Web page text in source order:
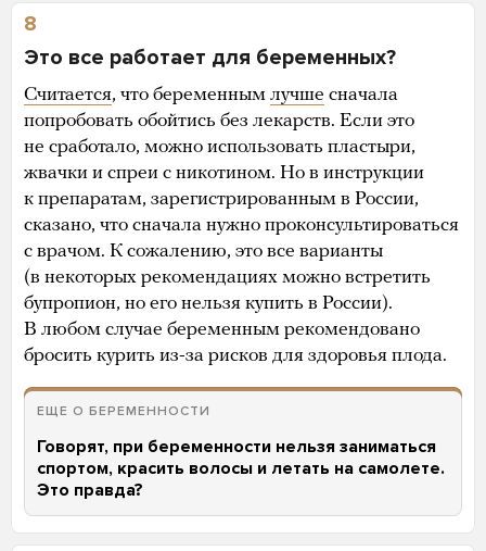
8
Это все работает для беременных?
Считается, что беременным лучше сначала
попробовать обойтись без лекарств. Если это
не сработало, можно использовать пластыри,
жвачки и спреи с никотином. Но в инструкции
к препаратам, зарегистрированным в России,
сказано, что сначала нужно проконсультироваться
с врачом. К сожалению, это все варианты
(в некоторых рекомендациях можно встретить
бупропион, но его нельзя купить в России).
В любом случае беременным рекомендовано
бросить курить из-за рисков для здоровья плода.
ЕЩЕ О БЕРЕМЕННОСТИ
Говорят, при беременности нельзя заниматься
спортом, красить волосы и летать на самолете.
Это правда?